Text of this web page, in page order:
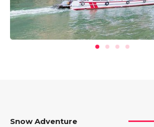
Snow Adventure